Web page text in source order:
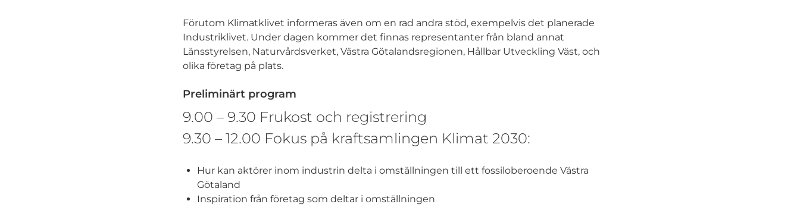
Förutom Klimatklivet informeras även om en rad andra stöd, exempelvis det planerade
Industriklivet. Under dagen kommer det finnas representanter från bland annat
Länsstyrelsen, Naturvårdsverket, Västra Götalandsregionen, Hållbar Utveckling Väst, och
olika företag på plats.
Preliminärt program
9.00 – 9.30 Frukost och registrering
9.30 – 12.00 Fokus på kraftsamlingen Klimat 2030:
Hur kan aktörer inom industrin delta i omställningen till ett fossiloberoende Västra
Götaland
Inspiration från företag som deltar i omställningen